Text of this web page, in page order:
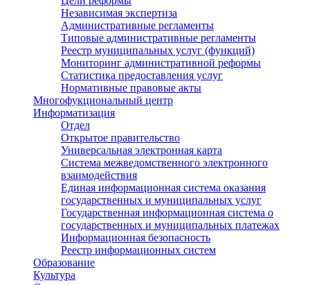
Независимая экспертиза
Административные регламенты
Типовые административные регламенты
Реестр муниципальных услуг (функций)
Мониторинг административной реформы
Статистика предоставления услуг
Нормативные правовые акты
Многофукциональный центр
Информатизация
Отдел
Открытое правительство
Универсальная электронная карта
Система межведомственного электронного
взаимодействия
Единая информационная система оказания
государственных и муниципальных услуг
Государственная информационная система о
государственных и муниципальных платежах
Информационная безопасность
Реестр информационных систем
Образование
Культура